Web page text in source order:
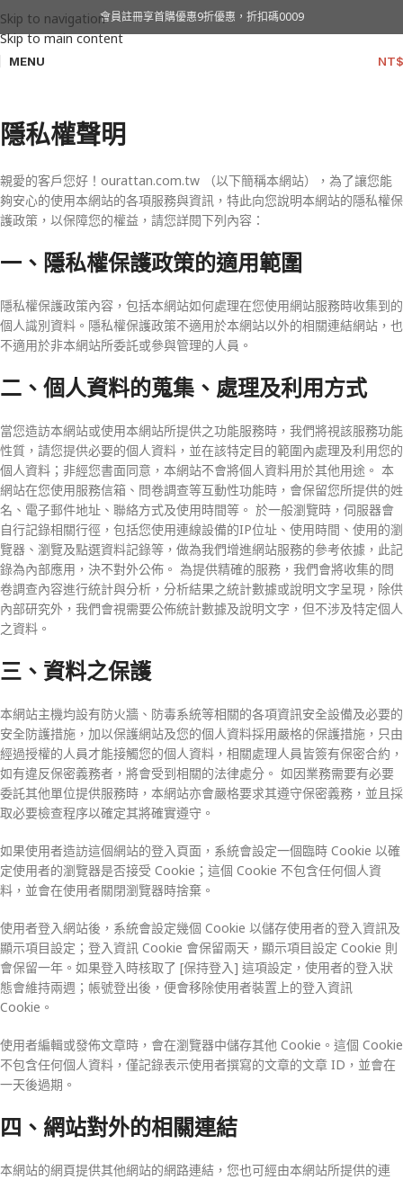
Skip to navigation
Skip to main content
會員註冊享首購優惠9折優惠，折扣碼0009
MENU NT$
隱私權政策
首頁»隱私權政策
隱私權聲明
親愛的客戶您好！ourattan.com.tw （以下簡稱本網站），為了讓您能
夠安心的使用本網站的各項服務與資訊，特此向您說明本網站的隱私權保
護政策，以保障您的權益，請您詳閱下列內容：
一、隱私權保護政策的適用範圍
隱私權保護政策內容，包括本網站如何處理在您使用網站服務時收集到的
個人識別資料。隱私權保護政策不適用於本網站以外的相關連結網站，也
不適用於非本網站所委託或參與管理的人員。
二、個人資料的蒐集、處理及利用方式
當您造訪本網站或使用本網站所提供之功能服務時，我們將視該服務功能
性質，請您提供必要的個人資料，並在該特定目的範圍內處理及利用您的
個人資料；非經您書面同意，本網站不會將個人資料用於其他用途。 本
網站在您使用服務信箱、問卷調查等互動性功能時，會保留您所提供的姓
名、電子郵件地址、聯絡方式及使用時間等。 於一般瀏覽時，伺服器會
自行記錄相關行徑，包括您使用連線設備的IP位址、使用時間、使用的瀏
覽器、瀏覽及點選資料記錄等，做為我們增進網站服務的參考依據，此記
錄為內部應用，決不對外公佈。 為提供精確的服務，我們會將收集的問
卷調查內容進行統計與分析，分析結果之統計數據或說明文字呈現，除供
內部研究外，我們會視需要公佈統計數據及說明文字，但不涉及特定個人
之資料。
三、資料之保護
本網站主機均設有防火牆、防毒系統等相關的各項資訊安全設備及必要的
安全防護措施，加以保護網站及您的個人資料採用嚴格的保護措施，只由
經過授權的人員才能接觸您的個人資料，相關處理人員皆簽有保密合約，
如有違反保密義務者，將會受到相關的法律處分。 如因業務需要有必要
委託其他單位提供服務時，本網站亦會嚴格要求其遵守保密義務，並且採
取必要檢查程序以確定其將確實遵守。
如果使用者造訪這個網站的登入頁面，系統會設定一個臨時 Cookie 以確
定使用者的瀏覽器是否接受 Cookie；這個 Cookie 不包含任何個人資
料，並會在使用者關閉瀏覽器時捨棄。
使用者登入網站後，系統會設定幾個 Cookie 以儲存使用者的登入資訊及
顯示項目設定；登入資訊 Cookie 會保留兩天，顯示項目設定 Cookie 則
會保留一年。如果登入時核取了 [保持登入] 這項設定，使用者的登入狀
態會維持兩週；帳號登出後，便會移除使用者裝置上的登入資訊
Cookie。
使用者編輯或發佈文章時，會在瀏覽器中儲存其他 Cookie。這個 Cookie
不包含任何個人資料，僅記錄表示使用者撰寫的文章的文章 ID，並會在
一天後過期。
四、網站對外的相關連結
本網站的網頁提供其他網站的網路連結，您也可經由本網站所提供的連